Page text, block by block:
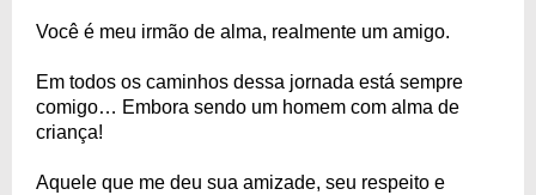
Você é meu irmão de alma, realmente um amigo.
Em todos os caminhos dessa jornada está sempre
comigo… Embora sendo um homem com alma de
criança!
Aquele que me deu sua amizade, seu respeito e